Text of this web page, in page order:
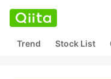
Trend Stock List